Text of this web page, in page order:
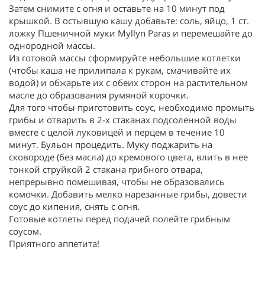
Затем снимите с огня и оставьте на 10 минут под
крышкой. В остывшую кашу добавьте: соль, яйцо, 1 ст.
ложку Пшеничной муки Myllyn Paras и перемешайте до
однородной массы.
Из готовой массы сформируйте небольшие котлетки
(чтобы каша не прилипала к рукам, смачивайте их
водой) и обжарьте их с обеих сторон на растительном
масле до образования румяной корочки.
Для того чтобы приготовить соус, необходимо промыть
грибы и отварить в 2-х стаканах подсоленной воды
вместе с целой луковицей и перцем в течение 10
минут. Бульон процедить. Муку поджарить на
сковороде (без масла) до кремового цвета, влить в нее
тонкой струйкой 2 стакана грибного отвара,
непрерывно помешивая, чтобы не образовались
комочки. Добавить мелко нарезанные грибы, довести
соус до кипения, снять с огня.
Готовые котлеты перед подачей полейте грибным
соусом.
Приятного аппетита!